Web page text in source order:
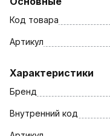
Код товара
Артикул
Характеристики
Бренд
Внутренний код